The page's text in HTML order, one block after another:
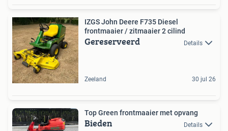
IZGS John Deere F735 Diesel
frontmaaier / zitmaaier 2 cilind
Gereserveerd Details
Zeeland 30 jul 26
Top Green frontmaaier met opvang
Bieden Details